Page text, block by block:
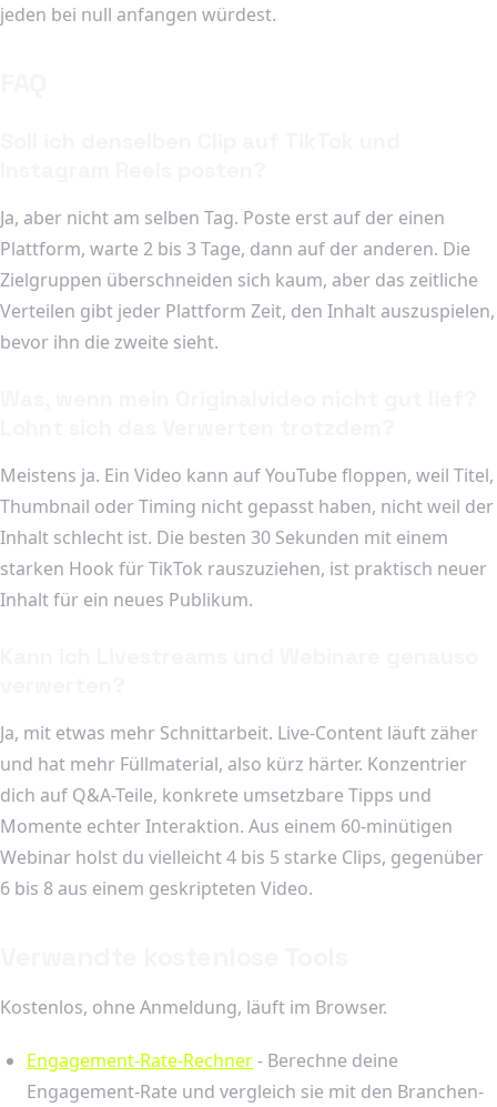
jeden bei null anfangen würdest.
Ja, aber nicht am selben Tag. Poste erst auf der einen
Plattform, warte 2 bis 3 Tage, dann auf der anderen. Die
Zielgruppen überschneiden sich kaum, aber das zeitliche
Verteilen gibt jeder Plattform Zeit, den Inhalt auszuspielen,
bevor ihn die zweite sieht.
Meistens ja. Ein Video kann auf YouTube floppen, weil Titel,
Thumbnail oder Timing nicht gepasst haben, nicht weil der
Inhalt schlecht ist. Die besten 30 Sekunden mit einem
starken Hook für TikTok rauszuziehen, ist praktisch neuer
Inhalt für ein neues Publikum.
Ja, mit etwas mehr Schnittarbeit. Live-Content läuft zäher
und hat mehr Füllmaterial, also kürz härter. Konzentrier
dich auf Q&A-Teile, konkrete umsetzbare Tipps und
Momente echter Interaktion. Aus einem 60-minütigen
Webinar holst du vielleicht 4 bis 5 starke Clips, gegenüber
6 bis 8 aus einem geskripteten Video.
Kostenlos, ohne Anmeldung, läuft im Browser.
Engagement-Rate-Rechner- Berechne deine
Engagement-Rate und vergleich sie mit den Branchen-